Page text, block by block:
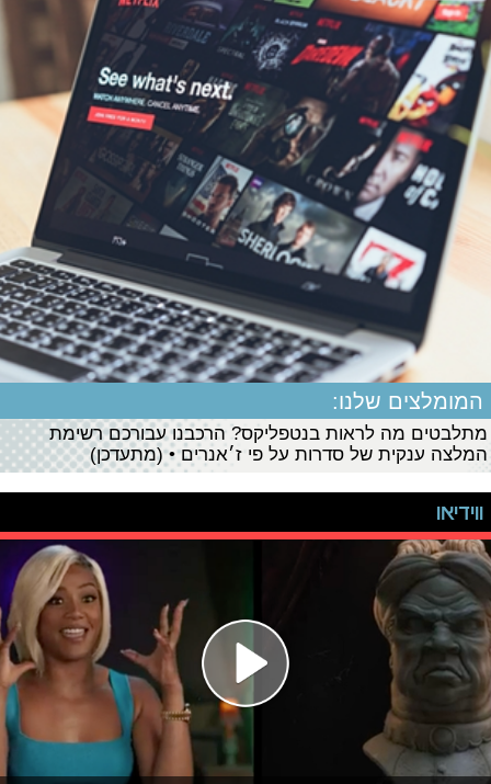
המומלצים שלנו:
מתלבטים מה לראות בנטפליקס? הרכבנו עבורכם רשימת
המלצה ענקית של סדרות על פי ז׳אנרים • (מתעדכן)
ווידיאו